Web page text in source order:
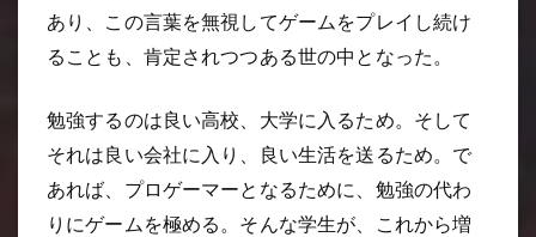
あり、この言葉を無視してゲームをプレイし続け
ることも、肯定されつつある世の中となった。
勉強するのは良い高校、大学に入るため。そして
それは良い会社に入り、良い生活を送るため。で
あれば、プロゲーマーとなるために、勉強の代わ
りにゲームを極める。そんな学生が、これから増